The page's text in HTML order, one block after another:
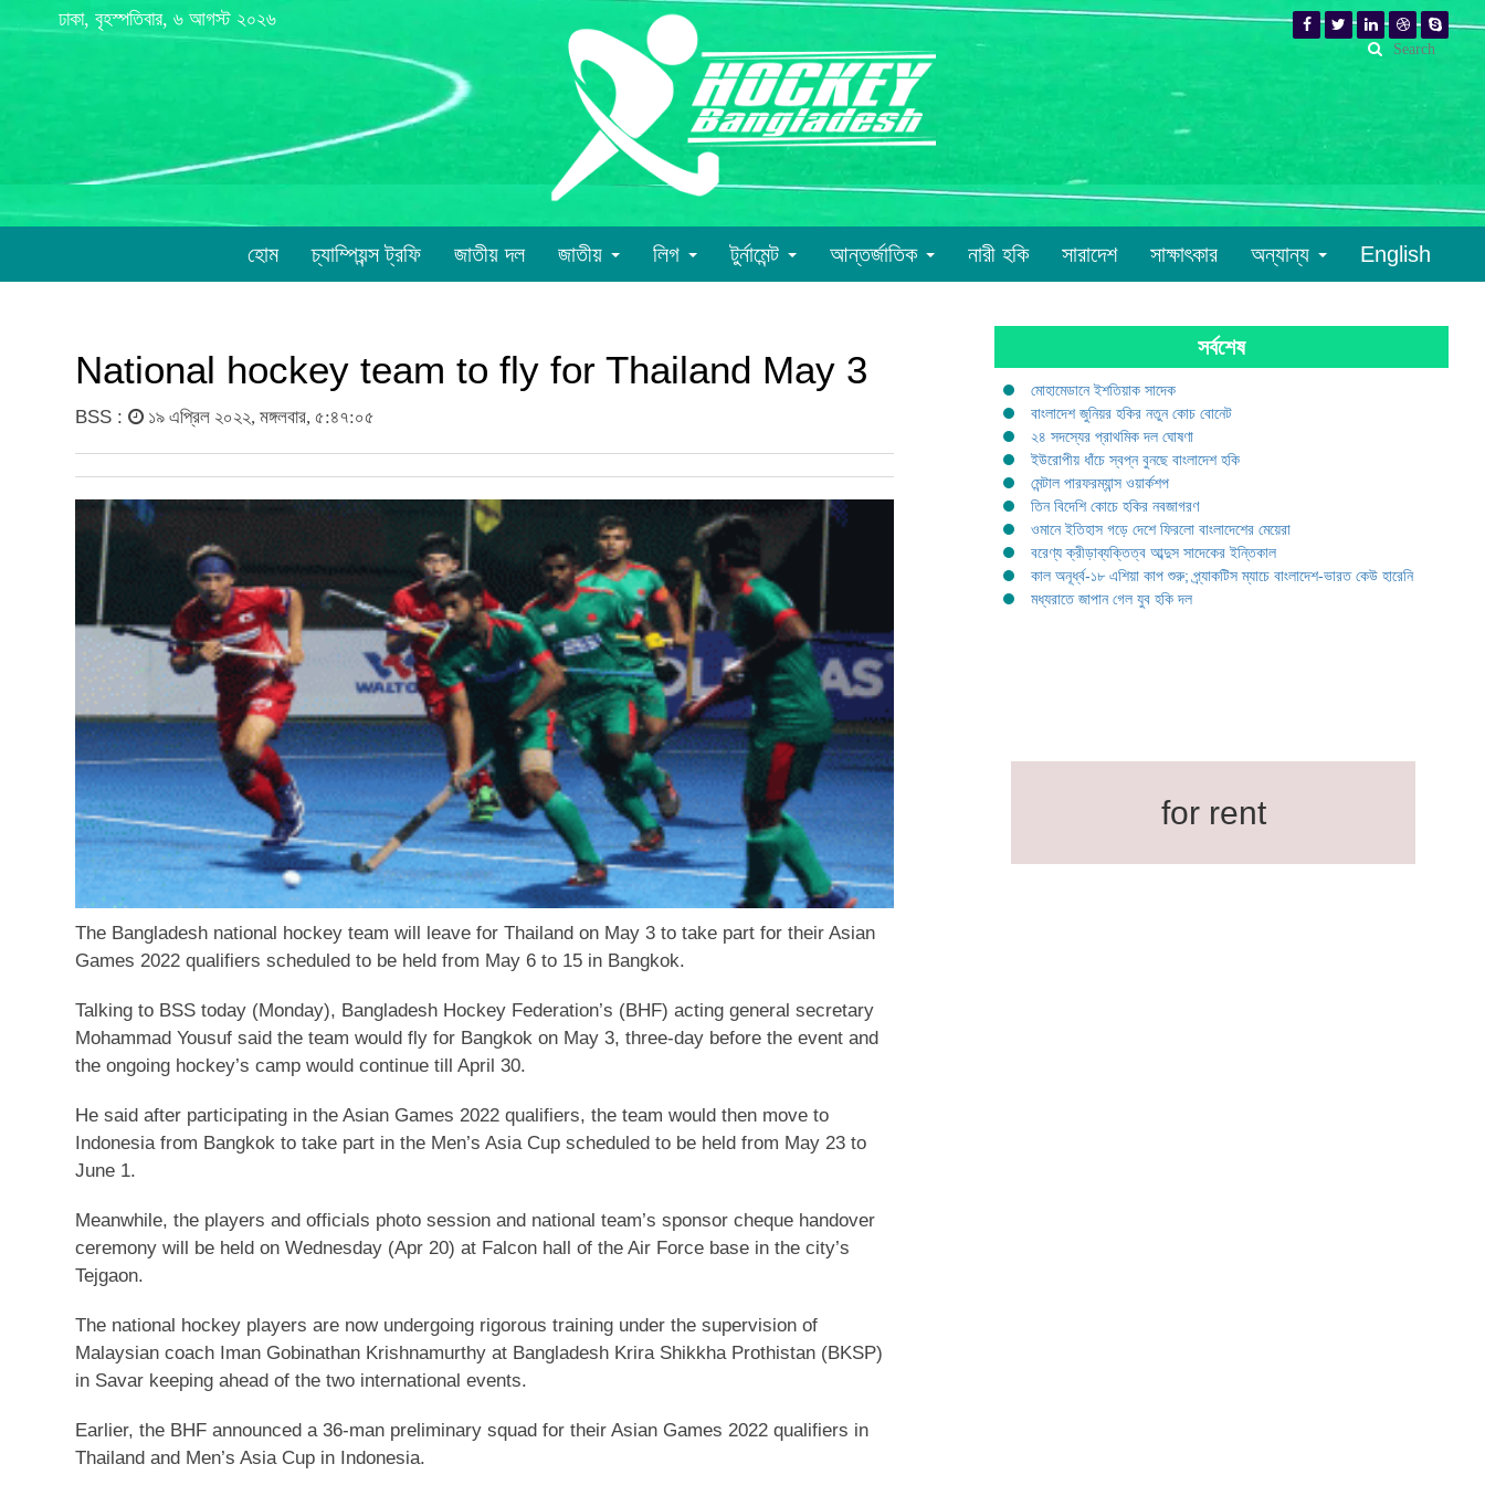
ঢাকা, বৃহস্পতিবার, ৬ আগস্ট ২০২৬
হোম চ্যাম্পিয়ন্স ট্রফি জাতীয় দল জাতীয় লিগ টুর্নামেন্ট আন্তর্জাতিক নারী হকি সারাদেশ সাক্ষাৎকার অন্যান্য English
National hockey team to fly for Thailand May 3
BSS : ১৯ এপ্রিল ২০২২, মঙ্গলবার, ৫:৪৭:০৫
The Bangladesh national hockey team will leave for Thailand on May 3 to take part for their Asian
Games 2022 qualifiers scheduled to be held from May 6 to 15 in Bangkok.
Talking to BSS today (Monday), Bangladesh Hockey Federation’s (BHF) acting general secretary
Mohammad Yousuf said the team would fly for Bangkok on May 3, three-day before the event and
the ongoing hockey’s camp would continue till April 30.
He said after participating in the Asian Games 2022 qualifiers, the team would then move to
Indonesia from Bangkok to take part in the Men’s Asia Cup scheduled to be held from May 23 to
June 1.
Meanwhile, the players and officials photo session and national team’s sponsor cheque handover
ceremony will be held on Wednesday (Apr 20) at Falcon hall of the Air Force base in the city’s
Tejgaon.
The national hockey players are now undergoing rigorous training under the supervision of
Malaysian coach Iman Gobinathan Krishnamurthy at Bangladesh Krira Shikkha Prothistan (BKSP)
in Savar keeping ahead of the two international events.
Earlier, the BHF announced a 36-man preliminary squad for their Asian Games 2022 qualifiers in
Thailand and Men’s Asia Cup in Indonesia.
সর্বশেষ
মোহামেডানে ইশতিয়াক সাদেক
বাংলাদেশ জুনিয়র হকির নতুন কোচ বোনেট
২৪ সদস্যের প্রাথমিক দল ঘোষণা
ইউরোপীয় ধাঁচে স্বপ্ন বুনছে বাংলাদেশ হকি
মেন্টাল পারফরম্যান্স ওয়ার্কশপ
তিন বিদেশি কোচে হকির নবজাগরণ
ওমানে ইতিহাস গড়ে দেশে ফিরলো বাংলাদেশের মেয়েরা
বরেণ্য ক্রীড়াব্যক্তিত্ব আব্দুস সাদেকের ইন্তিকাল
কাল অনূর্ধ্ব-১৮ এশিয়া কাপ শুরু; প্র্যাকটিস ম্যাচে বাংলাদেশ-ভারত কেউ হারেনি
মধ্যরাতে জাপান গেল যুব হকি দল
for rent